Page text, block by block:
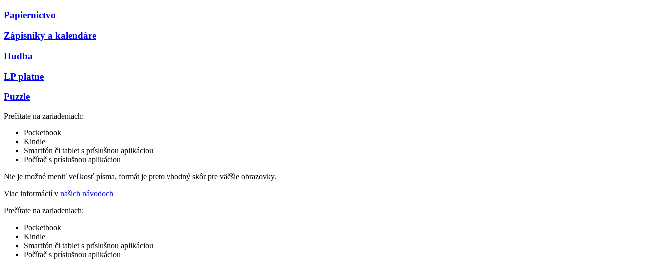
Papiernictvo
Zápisníky a kalendáre
Hudba
LP platne
Puzzle
Prečítate na zariadeniach:
Pocketbook
Kindle
Smartfón či tablet s príslušnou aplikáciou
Počítač s príslušnou aplikáciou
Nie je možné meniť veľkosť písma, formát je preto vhodný skôr pre väčšie obrazovky.
Viac informácií v našich návodoch
Prečítate na zariadeniach:
Pocketbook
Kindle
Smartfón či tablet s príslušnou aplikáciou
Počítač s príslušnou aplikáciou